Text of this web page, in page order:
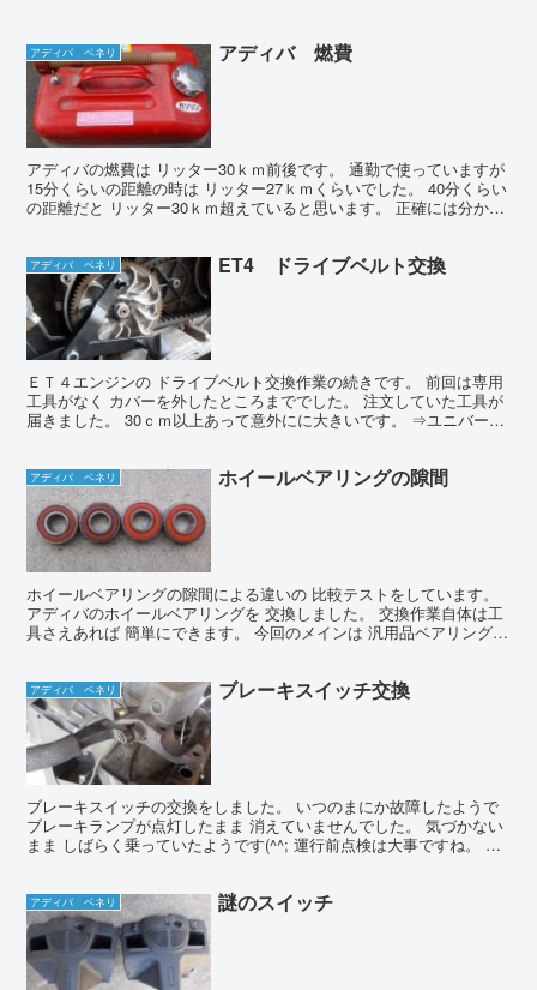
アディバ ベネリ アディバ 燃費
アディバの燃費は リッター30ｋｍ前後です。 通勤で使っていますが
15分くらいの距離の時は リッター27ｋｍくらいでした。 40分くらい
の距離だと リッター30ｋｍ超えていると思います。 正確には分から
アディバ ベネリ ET4 ドライブベルト交換
ＥＴ４エンジンの ドライブベルト交換作業の続きです。 前回は専用
工具がなく カバーを外したところまででした。 注文していた工具が
届きました。 30ｃｍ以上あって意外にに大きいです。 ⇒ユニバーサ
アディバ ベネリ ホイールベアリングの隙間
ホイールベアリングの隙間による違いの 比較テストをしています。
アディバのホイールベアリングを 交換しました。 交換作業自体は工
具さえあれば 簡単にできます。 今回のメインは 汎用品ベアリングの
アディバ ベネリ ブレーキスイッチ交換
ブレーキスイッチの交換をしました。 いつのまにか故障したようで
ブレーキランプが点灯したまま 消えていませんでした。 気づかない
まま しばらく乗っていたようです(^^; 運行前点検は大事ですね。 最
アディバ ベネリ 謎のスイッチ